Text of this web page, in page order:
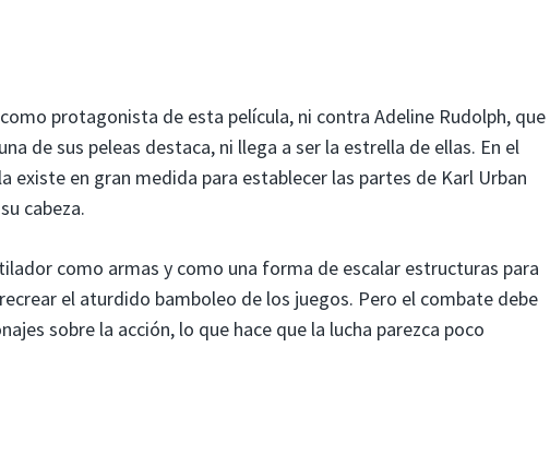
protagonista de esta película, ni contra Adeline Rudolph, que
de sus peleas destaca, ni llega a ser la estrella de ellas. En el
existe en gran medida para establecer las partes de Karl Urban
cabeza.
como armas y como una forma de escalar estructuras para
el aturdido bamboleo de los juegos. Pero el combate debe
sobre la acción, lo que hace que la lucha parezca poco